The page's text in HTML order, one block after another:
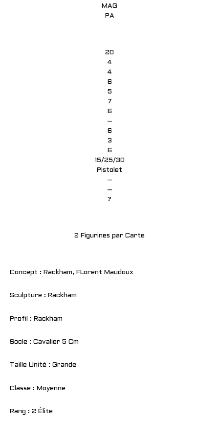
MAG
PA
20
4
4
6
5
7
6
–
6
3
6
15/25/30
Pistolet
–
–
?
2 Figurines par Carte
Concept : Rackham, FLorent Maudoux
Sculpture : Rackham
Profil : Rackham
Socle : Cavalier 5 Cm
Taille Unité : Grande
Classe : Moyenne
Rang : 2 Élite